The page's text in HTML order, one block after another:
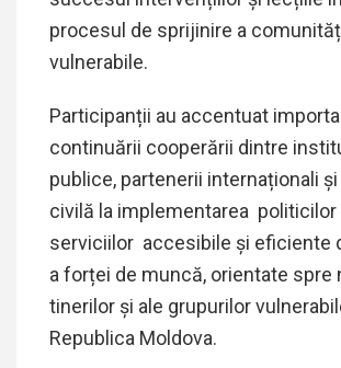
procesul de sprijinire a
vulnerabile.
Participanții au accentuat
continuării cooperării dintre
publice, partenerii internaționali
civilă la implementarea politicilor
serviciilor accesibile și eficiente
a forței de muncă, orientate spre
tinerilor și ale grupurilor
Republica Moldova.